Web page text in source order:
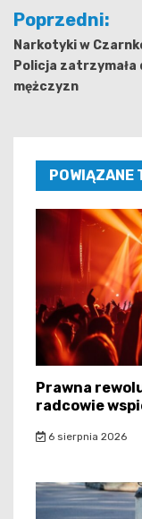
Nawigacja
wpisu
Poprzedni:
Narkotyki w
Policja zatrzymała
mężczyzn
POWIĄZANE
Prawna
radcowie
6 sierpnia 2026